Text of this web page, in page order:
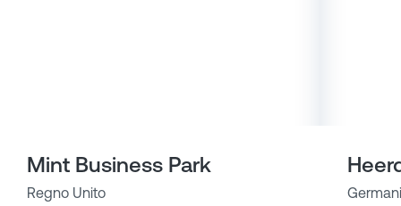
Mint Business Park
Regno Unito